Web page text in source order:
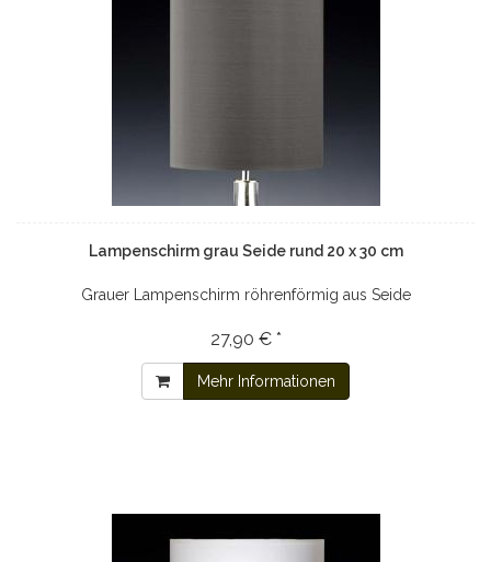
Lampenschirm grau Seide rund 20 x 30 cm
Grauer Lampenschirm röhrenförmig aus Seide
27,90 € *
Mehr Informationen